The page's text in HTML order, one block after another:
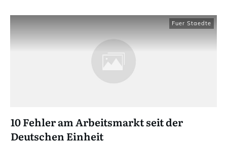
Fuer Staedte
10 Fehler am Arbeitsmarkt seit der
Deutschen Einheit